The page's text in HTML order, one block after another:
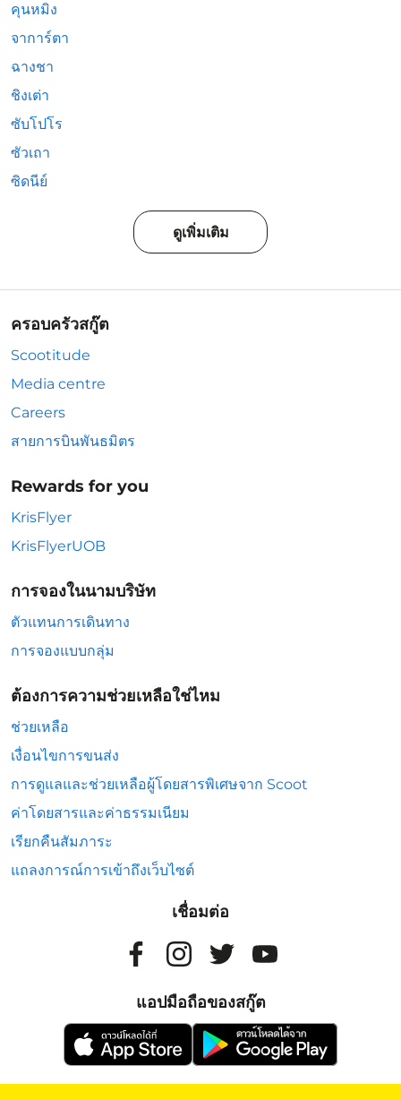
คุนหมิง
จาการ์ตา
ฉางชา
ชิงเต่า
ซับโปโร
ซัวเถา
ซิดนีย์
ดูเพิ่มเติม
ครอบครัวสกู๊ต
Scootitude
Media centre
Careers
สายการบินพันธมิตร
Rewards for you
KrisFlyer
KrisFlyerUOB
การจองในนามบริษัท
ตัวแทนการเดินทาง
การจองแบบกลุ่ม
ต้องการความช่วยเหลือใช่ไหม
ช่วยเหลือ
เงื่อนไขการขนส่ง
การดูแลและช่วยเหลือผู้โดยสารพิเศษจาก Scoot
ค่าโดยสารและค่าธรรมเนียม
เรียกคืนสัมภาระ
แถลงการณ์การเข้าถึงเว็บไซต์
เชื่อมต่อ
แอปมือถือของสกู๊ต